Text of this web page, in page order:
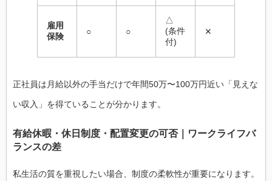
雇用
保険
○ ○
△
(条件
付)
✕
正社員は月給以外の手当だけで年間50万〜100万円近い「見えな
い収入」を得ていることが分かります。
有給休暇・休日制度・配置変更の可否｜ワークライフバ
ランスの差
私生活の質を重視したい場合、制度の柔軟性が重要になります。